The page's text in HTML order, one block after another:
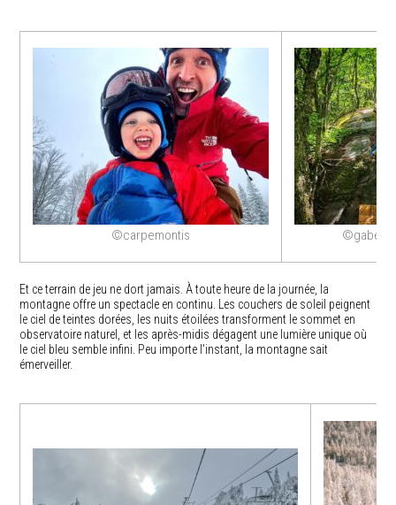
©carpemontis
Et ce terrain de jeu ne dort jamais. À toute heure de la journée, la
montagne offre un spectacle en continu. Les couchers de soleil peignent
le ciel de teintes dorées, les nuits étoilées transforment le sommet en
observatoire naturel, et les après-midis dégagent une lumière unique où
le ciel bleu semble infini. Peu importe l’instant, la montagne sait
émerveiller.